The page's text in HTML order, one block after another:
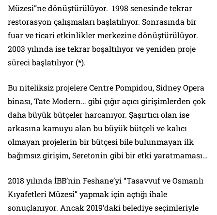
Müzesi”ne dönüştürülüyor. 1998 senesinde tekrar
restorasyon çalışmaları başlatılıyor. Sonrasında bir
fuar ve ticari etkinlikler merkezine dönüştürülüyor.
2003 yılında ise tekrar boşaltılıyor ve yeniden proje
süreci başlatılıyor (*).
Bu niteliksiz projelere Centre Pompidou, Sidney Opera
binası, Tate Modern… gibi çığır açıcı girişimlerden çok
daha büyük bütçeler harcanıyor. Şaşırtıcı olan ise
arkasına kamuyu alan bu büyük bütçeli ve kalıcı
olmayan projelerin bir bütçesi bile bulunmayan ilk
bağımsız girişim, Seretonin gibi bir etki yaratmaması…
2018 yılında İBB’nin Feshane’yi “Tasavvuf ve Osmanlı
Kıyafetleri Müzesi” yapmak için açtığı ihale
sonuçlanıyor. Ancak 2019’daki belediye seçimleriyle